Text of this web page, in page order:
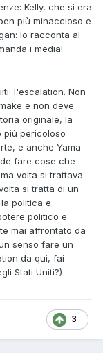
Kelly, che si era
più minaccioso e
lo racconta al
i media!
l'escalation. Non
e non deve
originale, la
più pericoloso
e anche Yama
fare cose che
volta si trattava
si tratta di un
politica e
politico e
mai affrontato da
senso fare un
da qui, fai
Stati Uniti?)
3